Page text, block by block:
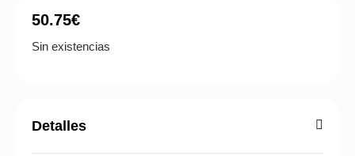
50.75€
Sin existencias
Detalles